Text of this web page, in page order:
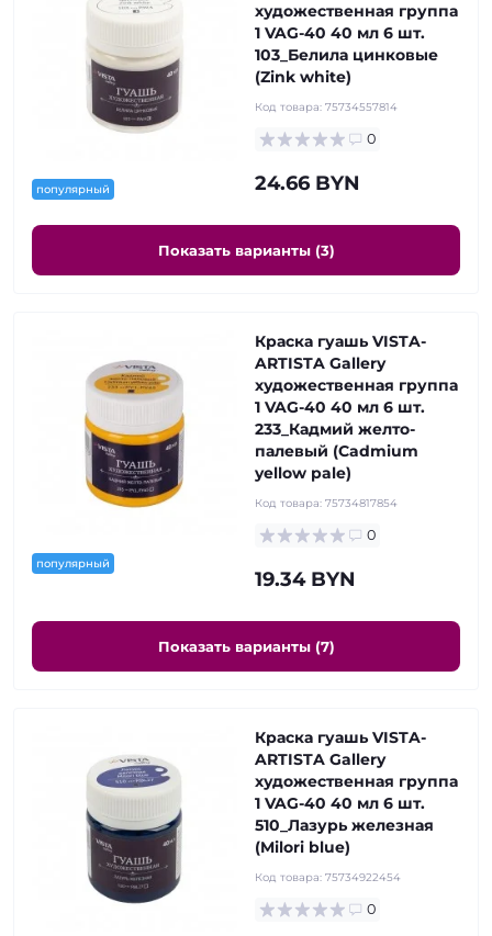
популярный
художественная группа
1 VAG-40 40 мл 6 шт.
103_Белила цинковые
(Zink white)
Код товара: 75734557814
0
24.66 BYN
Показать варианты (3)
популярный
Краска гуашь VISTA-
ARTISTA Gallery
художественная группа
1 VAG-40 40 мл 6 шт.
233_Кадмий желто-
палевый (Cadmium
yellow pale)
Код товара: 75734817854
0
19.34 BYN
Показать варианты (7)
Краска гуашь VISTA-
ARTISTA Gallery
художественная группа
1 VAG-40 40 мл 6 шт.
510_Лазурь железная
(Milori blue)
Код товара: 75734922454
0